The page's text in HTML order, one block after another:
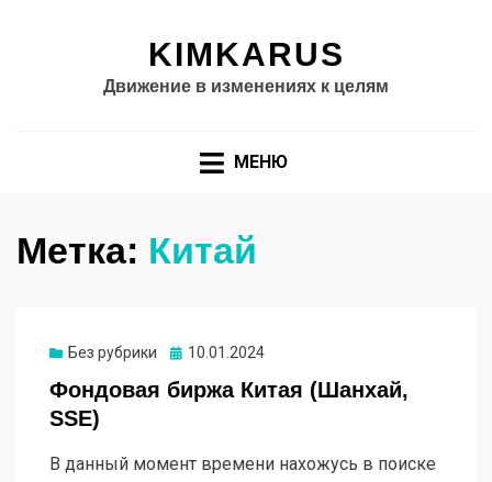
KIMKARUS
Движение в изменениях к целям
МЕНЮ
Метка: Китай
Без рубрики Опубликовано
10.01.2024
Фондовая биржа Китая (Шанхай,
SSE)
В данный момент времени нахожусь в поиске